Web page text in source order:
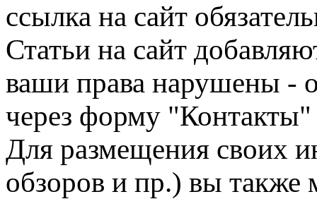
ссылка на сайт
Статьи на сайт
ваши права нарушены -
через форму "Контакты"
Для размещения своих
обзоров и пр.) вы также